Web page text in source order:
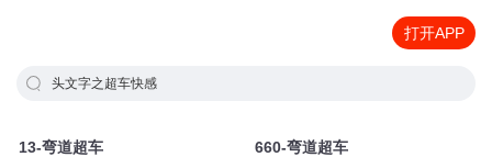
打开APP
头文字之超车快感
13-弯道超车 660-弯道超车